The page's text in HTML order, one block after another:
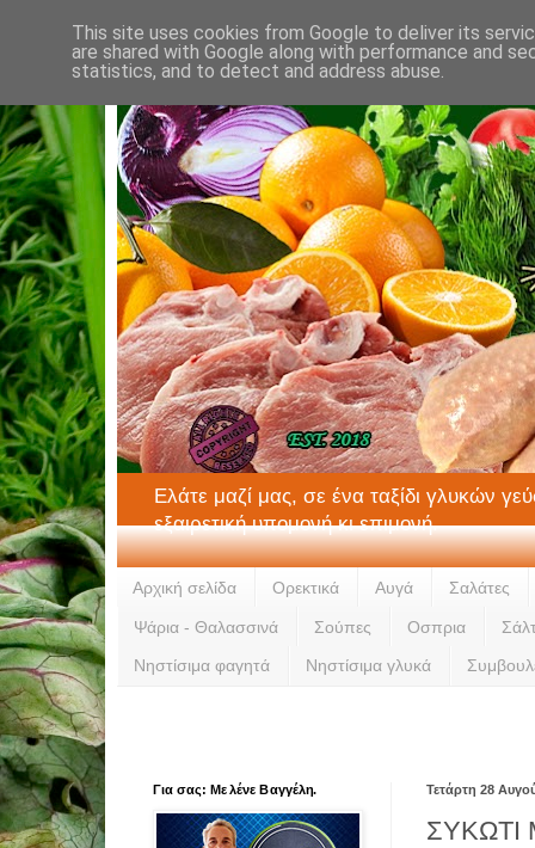
Ελάτε μαζί μας, σε ένα ταξίδι γλυκών
εξαιρετική υπομονή κι επιμονή.
Αρχική σελίδα Ορεκτικά Αυγά Σαλάτες
Ψάρια - Θαλασσινά Σούπες Οσπρια
Νηστίσιμα φαγητά Νηστίσιμα γλυκά
Τετάρτη 28
ΣΥΚΩΤΙ
Για σας: Με λένε Βαγγέλη.
This site uses cookies from Google to deliver its
are shared with Google along with performance and
statistics, and to detect and address abuse.